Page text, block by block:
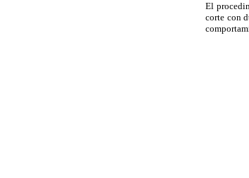
El
corte con